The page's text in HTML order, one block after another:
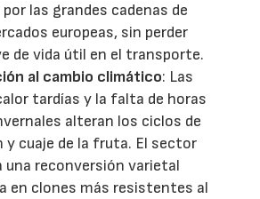
las grandes cadenas de
europeas, sin perder
de vida útil en el transporte.
al cambio climático: Las
tardías y la falta de horas
alteran los ciclos de
y cuaje de la fruta. El sector
una reconversión varietal
en clones más resistentes al